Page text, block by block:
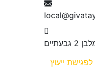
גבעתיים
לפגישת ייעוץ